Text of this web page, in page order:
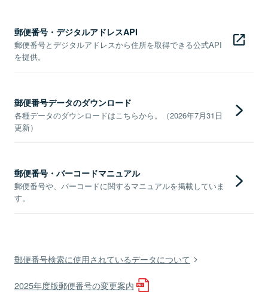
郵便番号・デジタルアドレスAPI
郵便番号とデジタルアドレスから住所を取得できる公式API
を提供。
郵便番号データのダウンロード
各種データのダウンロードはこちらから。（2026年7月31日
更新）
郵便番号・バーコードマニュアル
郵便番号や、バーコードに関するマニュアルを掲載していま
す。
郵便番号検索に使用されているデータについて
2025年度版郵便番号の変更案内